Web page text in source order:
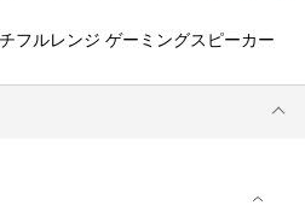
フルレンジ ゲーミングスピーカー